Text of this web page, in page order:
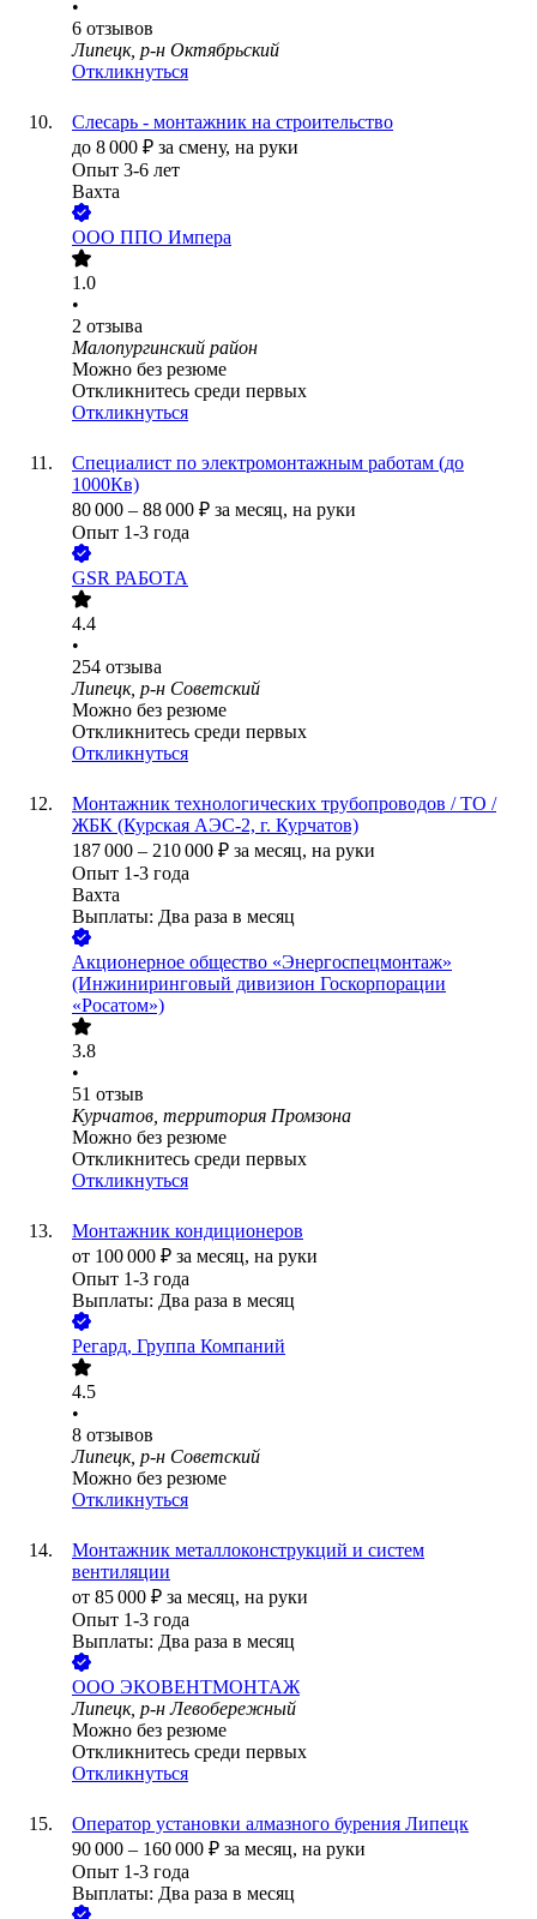
•
6 отзывов
Липецк, р-н Октябрьский
Откликнуться
Слесарь - монтажник на строительство
до 8 000 ₽ за смену, на руки
Опыт 3-6 лет
Вахта
ООО ППО Импера
1.0
•
2 отзыва
Малопургинский район
Можно без резюме
Откликнитесь среди первых
Откликнуться
Специалист по электромонтажным работам (до
1000Кв)
80 000 – 88 000 ₽ за месяц, на руки
Опыт 1-3 года
GSR РАБОТА
4.4
•
254 отзыва
Липецк, р-н Советский
Можно без резюме
Откликнитесь среди первых
Откликнуться
Монтажник технологических трубопроводов / ТО /
ЖБК (Курская АЭС-2, г. Курчатов)
187 000 – 210 000 ₽ за месяц, на руки
Опыт 1-3 года
Вахта
Выплаты: Два раза в месяц
Акционерное общество «Энергоспецмонтаж»
(Инжиниринговый дивизион Госкорпорации
«Росатом»)
3.8
•
51 отзыв
Курчатов, территория Промзона
Можно без резюме
Откликнитесь среди первых
Откликнуться
Монтажник кондиционеров
от 100 000 ₽ за месяц, на руки
Опыт 1-3 года
Выплаты: Два раза в месяц
Регард, Группа Компаний
4.5
•
8 отзывов
Липецк, р-н Советский
Можно без резюме
Откликнуться
Монтажник металлоконструкций и систем
вентиляции
от 85 000 ₽ за месяц, на руки
Опыт 1-3 года
Выплаты: Два раза в месяц
ООО ЭКОВЕНТМОНТАЖ
Липецк, р-н Левобережный
Можно без резюме
Откликнитесь среди первых
Откликнуться
Оператор установки алмазного бурения Липецк
90 000 – 160 000 ₽ за месяц, на руки
Опыт 1-3 года
Выплаты: Два раза в месяц